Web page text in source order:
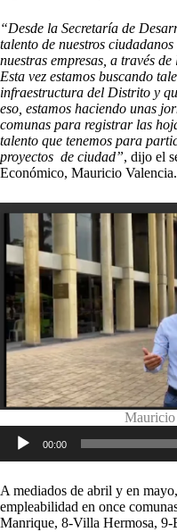
“Desde la Secretaría de
talento de nuestros
nuestras empresas, a través
Esta vez estamos buscando
infraestructura del Distrito y
eso, estamos haciendo unas
comunas para registrar las
talento que tenemos para
proyectos de ciudad”, dijo el
Económico, Mauricio Valencia.
Mauricio
Reproductor
audio
00:00
A mediados de abril y en
empleabilidad en once
Manrique, 8-Villa Hermosa, 9-